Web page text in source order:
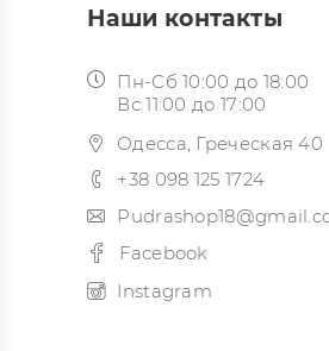
Наши контакты
Пн-Сб 10:00 до 18:00
Вс 11:00 до 17:00
Одесса, Греческая 40
+38 098 125 1724
Facebook
Instagram